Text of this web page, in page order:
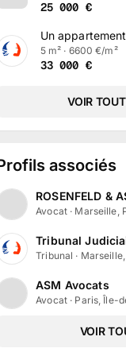
25 000 €
Un
5 m² · 6600 €/m²
33 000 €
VOIR
associés
ROSENFELD &
Avocat · Marseille,
Tribunal
Tribunal ·
ASM Avocats
Avocat · Paris, Île-
VOIR